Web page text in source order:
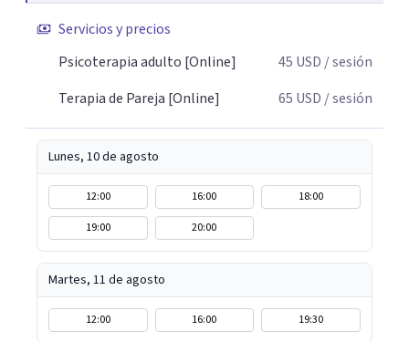
dificultades en el deseo, intimidad, orientación o
identidad. Busco que el espacio terapéutico sea un lugar
respeto y libertad. Trabajo con objetivos claros y
realistas, sin fórmulas rígidas: combinamos profundidad
emocional con una mirada práctica sobre tu vida diaria.
Servicios y precios
Psicoterapia adulto [Online]
45 USD / sesión
Terapia de Pareja [Online]
65 USD / sesión
Lunes, 10 de agosto
12:00 16:00
18:00
19:00
20:00
Martes, 11 de agosto
12:00 16:00 19:30